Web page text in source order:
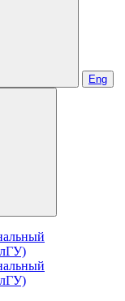
Eng